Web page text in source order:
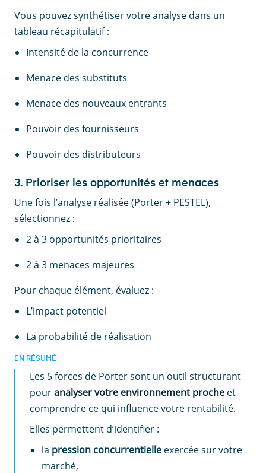
Vous pouvez synthétiser votre analyse dans un
tableau récapitulatif :
Intensité de la concurrence
Menace des substituts
Menace des nouveaux entrants
Pouvoir des fournisseurs
Pouvoir des distributeurs
3. Prioriser les opportunités et menaces
Une fois l’analyse réalisée (Porter + PESTEL),
sélectionnez :
2 à 3 opportunités prioritaires
2 à 3 menaces majeures
Pour chaque élément, évaluez :
L’impact potentiel
La probabilité de réalisation
EN RÉSUMÉ
Les 5 forces de Porter sont un outil structurant
pouranalyser votre environnement proche et
comprendre ce qui influence votre rentabilité.
Elles permettent d’identifier :
la pression concurrentielle exercée sur votre
marché,